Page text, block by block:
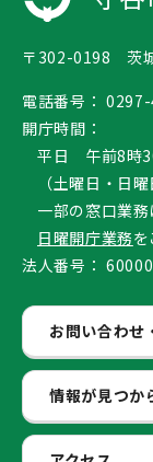
〒302-0198 茨
電話番号： 0297-
開庁時間：
平日 午前8時
（土曜日・日
一部の窓口業務
日曜開庁業務を
法人番号：
お問い合わせ
情報が見つか